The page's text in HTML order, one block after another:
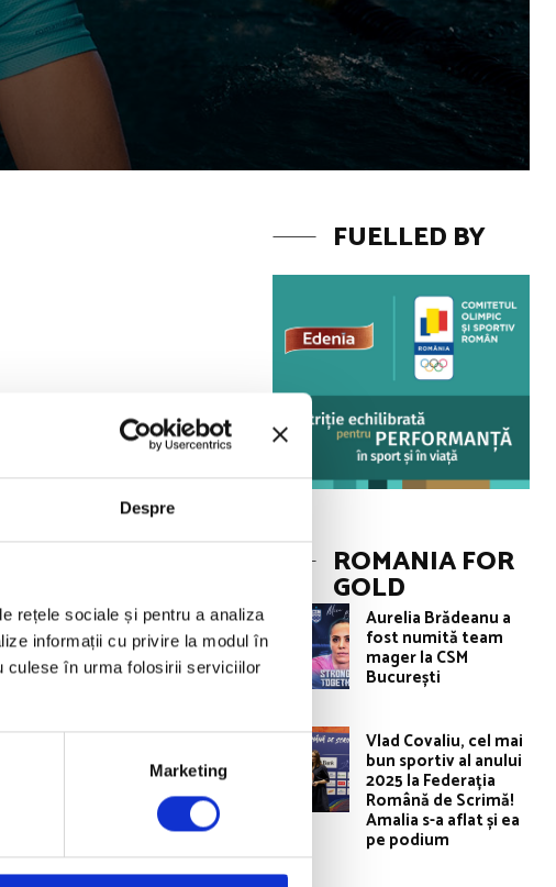
Despre
rețele sociale și pentru a analiza
informații cu privire la modul în
culese în urma folosirii serviciilor
Marketing
la Campionatul
de 100 m spate!
scurt, la Kazan,
Kliment Kolesnikov
Articolul următor
20 DE ZILE!
FUELLED BY
ROMANIA FOR
GOLD
Aurelia Brădeanu a
fost numită team
mager la CSM
București
Vlad Covaliu, cel mai
bun sportiv al anului
2025 la Federația
Română de Scrimă!
Amalia s-a aflat și ea
pe podium